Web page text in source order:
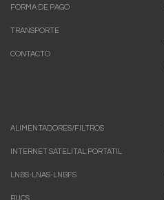
FORMA DE PAGO
TRANSPORTE
CONTACTO
ALIMENTADORES/FILTROS
INTERNET SATELITAL PORTATIL
LNBS-LNAS-LNBFS
BUCS